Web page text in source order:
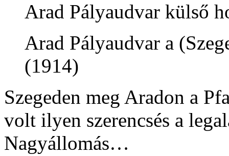
Arad Pályaudvar külső
Arad Pályaudvar a
(1914)
Szegeden meg Aradon a
volt ilyen szerencsés a
Nagyállomás…